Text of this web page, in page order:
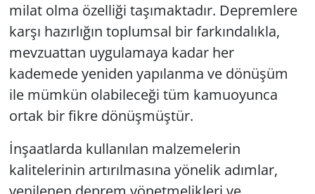
milat olma özelliği taşımaktadır. Depremlere
karşı hazırlığın toplumsal bir farkındalıkla,
mevzuattan uygulamaya kadar her
kademede yeniden yapılanma ve dönüşüm
ile mümkün olabileceği tüm kamuoyunca
ortak bir fikre dönüşmüştür.
İnşaatlarda kullanılan malzemelerin
kalitelerinin artırılmasına yönelik adımlar,